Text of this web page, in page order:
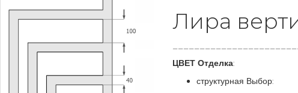
Лира
ЦВЕТ Отделка:
структурная Выбор: